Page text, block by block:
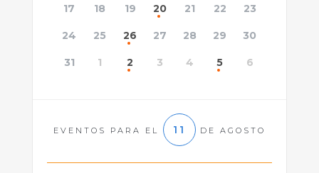
17 18 19 20 21 22 23
24 25 26 27 28 29 30
31 1 2 3 4 5 6
EVENTOS PARA EL 11 DE AGOSTO